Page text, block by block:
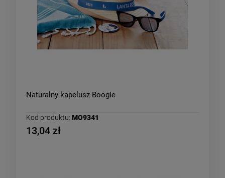
Naturalny kapelusz Boogie
Kod produktu: MO9341
13,04 zł